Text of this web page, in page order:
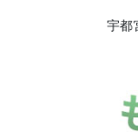
宇都